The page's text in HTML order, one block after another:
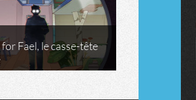
Fael, le casse-tête